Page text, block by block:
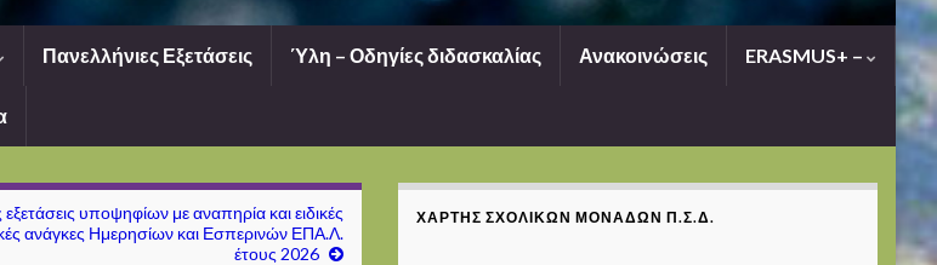
Πανελλήνιες Εξετάσεις Ύλη – Οδηγίες διδασκαλίας Ανακοινώσεις ERASMUS+ –
εξετάσεις υποψηφίων με αναπηρία και ειδικές
ανάγκες Ημερησίων και Εσπερινών ΕΠΑ.Λ.
έτους 2026
ΧΆΡΤΗΣ ΣΧΟΛΙΚΏΝ ΜΟΝΆΔΩΝ Π.Σ.Δ.